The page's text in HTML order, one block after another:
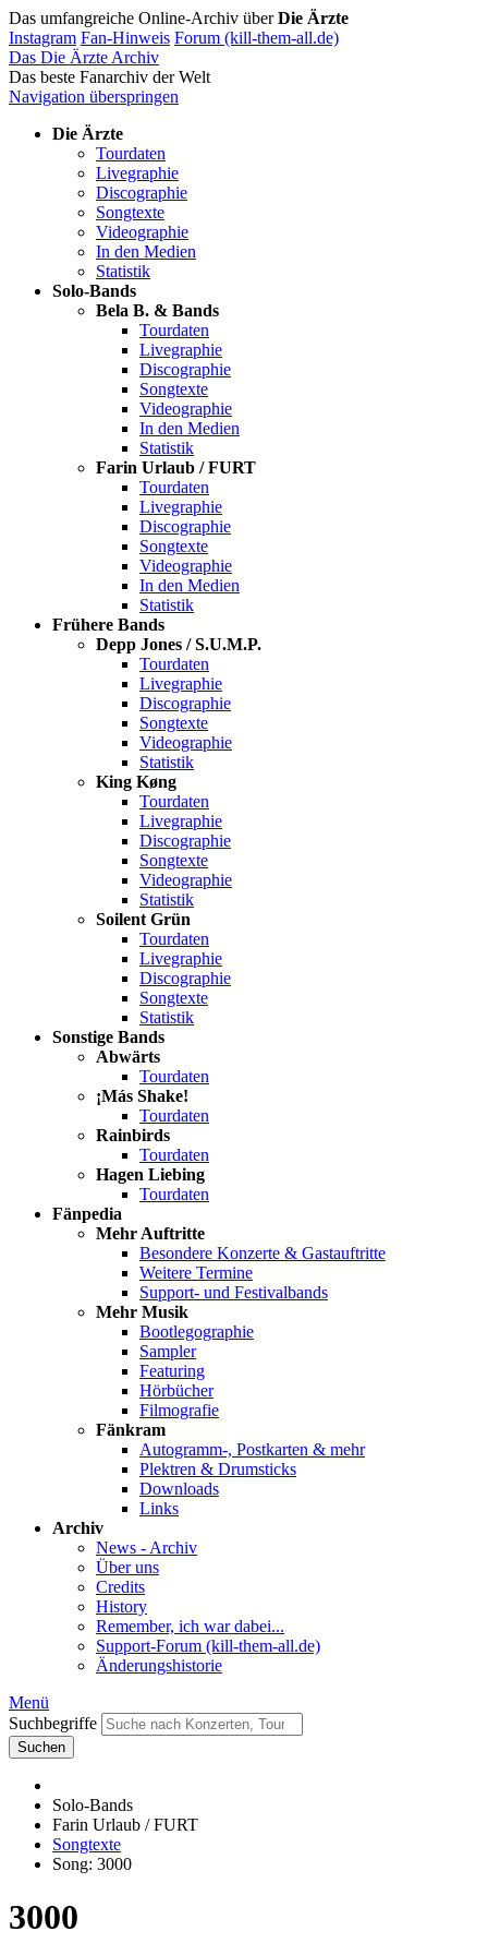
Das umfangreiche Online-Archiv überDie Ärzte
Instagram Fan-Hinweis Forum (kill-them-all.de)
Das Die Ärzte Archiv
Das beste Fanarchiv der Welt
Navigation überspringen
Die Ärzte
Tourdaten
Livegraphie
Discographie
Songtexte
Videographie
In den Medien
Statistik
Solo-Bands
Bela B. & Bands
Tourdaten
Livegraphie
Discographie
Songtexte
Videographie
In den Medien
Statistik
Farin Urlaub / FURT
Tourdaten
Livegraphie
Discographie
Songtexte
Videographie
In den Medien
Statistik
Frühere Bands
Depp Jones / S.U.M.P.
Tourdaten
Livegraphie
Discographie
Songtexte
Videographie
Statistik
King Køng
Tourdaten
Livegraphie
Discographie
Songtexte
Videographie
Statistik
Soilent Grün
Tourdaten
Livegraphie
Discographie
Songtexte
Statistik
Sonstige Bands
Abwärts
Tourdaten
¡Más Shake!
Tourdaten
Rainbirds
Tourdaten
Hagen Liebing
Tourdaten
Fänpedia
Mehr Auftritte
Besondere Konzerte & Gastauftritte
Weitere Termine
Support- und Festivalbands
Mehr Musik
Bootlegographie
Sampler
Featuring
Hörbücher
Filmografie
Fänkram
Autogramm-, Postkarten & mehr
Plektren & Drumsticks
Downloads
Links
Archiv
News - Archiv
Über uns
Credits
History
Remember, ich war dabei...
Support-Forum (kill-them-all.de)
Änderungshistorie
Menü
Suchbegriffe
Suchen
Solo-Bands
Farin Urlaub / FURT
Songtexte
Song: 3000
3000